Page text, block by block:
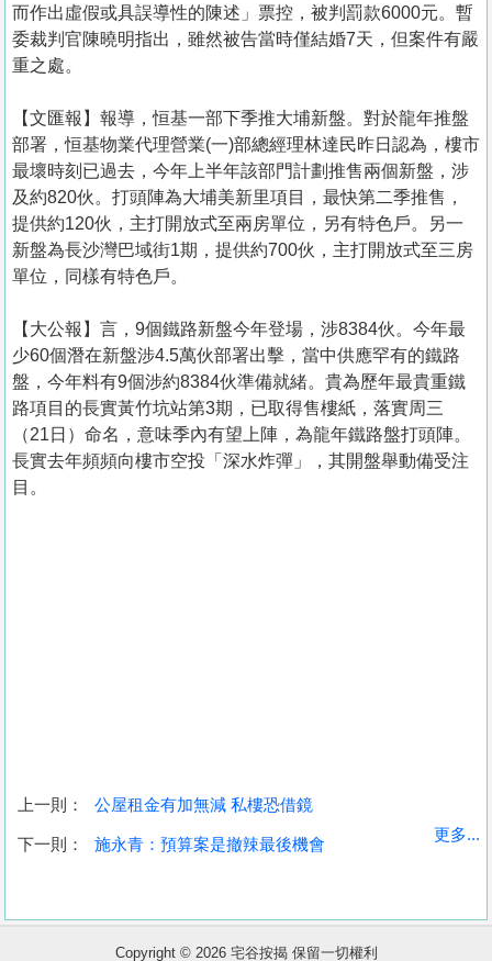
收
盤
而作出虛假或具誤導性的陳述」票控，被判罰款6000元。暫
委裁判官陳曉明指出，雖然被告當時僅結婚7天，但案件有嚴
重之處。
【文匯報】報導，恒基一部下季推大埔新盤。對於龍年推盤
部署，恒基物業代理營業(一)部總經理林達民昨日認為，樓市
最壞時刻已過去，今年上半年該部門計劃推售兩個新盤，涉
及約820伙。打頭陣為大埔美新里項目，最快第二季推售，
提供約120伙，主打開放式至兩房單位，另有特色戶。另一
新盤為長沙灣巴域街1期，提供約700伙，主打開放式至三房
單位，同樣有特色戶。
【大公報】言， 9個鐵路新盤今年登場，涉8384伙。今年最
少60個潛在新盤涉4.5萬伙部署出擊，當中供應罕有的鐵路
盤，今年料有9個涉約8384伙準備就緒。貴為歷年最貴重鐵
路項目的長實黃竹坑站第3期，已取得售樓紙，落實周三
（21日）命名，意味季內有望上陣，為龍年鐵路盤打頭陣。
長實去年頻頻向樓市空投「深水炸彈」，其開盤舉動備受注
目。
上一則： 公屋租金有加無減 私樓恐借鏡
下一則： 施永青：預算案是撤辣最後機會
更多...
Copyright © 2026 宅谷按揭 保留一切權利